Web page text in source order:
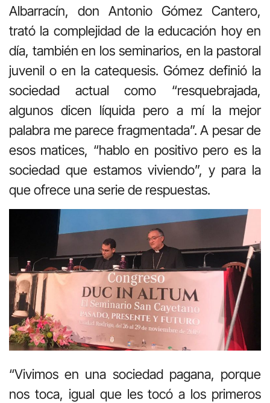
Albarracín, don Antonio Gómez Cantero,
trató la complejidad de la educación hoy en
día, también en los seminarios, en la pastoral
juvenil o en la catequesis. Gómez definió la
sociedad actual como “resquebrajada,
algunos dicen líquida pero a mí la mejor
palabra me parece fragmentada”. A pesar de
esos matices, “hablo en positivo pero es la
sociedad que estamos viviendo”, y para la
que ofrece una serie de respuestas.
“Vivimos en una sociedad pagana, porque
nos toca, igual que les tocó a los primeros